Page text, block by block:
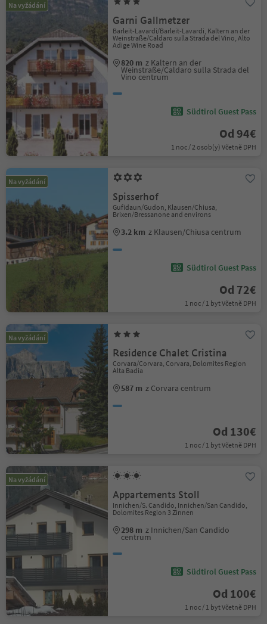
Na vyžádání
Garni Gallmetzer
Barleit-Lavardi/Barleit-Lavardi, Kaltern an der
Weinstraße/Caldaro sulla Strada del Vino, Alto
Adige Wine Road
820 m z Kaltern an der
Weinstraße/Caldaro sulla Strada del
Vino centrum
Südtirol Guest Pass
Od 94€
1 noc / 2 osob(y) Včetně DPH
Na vyžádání
Spisserhof
Gufidaun/Gudon, Klausen/Chiusa,
Brixen/Bressanone and environs
3.2 km z Klausen/Chiusa centrum
Südtirol Guest Pass
Od 72€
1 noc / 1 byt Včetně DPH
Na vyžádání
Residence Chalet Cristina
Corvara/Corvara, Corvara, Dolomites Region
Alta Badia
587 m z Corvara centrum
Od 130€
1 noc / 1 byt Včetně DPH
Na vyžádání
Appartements Stoll
Innichen/S. Candido, Innichen/San Candido,
Dolomites Region 3 Zinnen
298 m z Innichen/San Candido
centrum
Südtirol Guest Pass
Od 100€
1 noc / 1 byt Včetně DPH